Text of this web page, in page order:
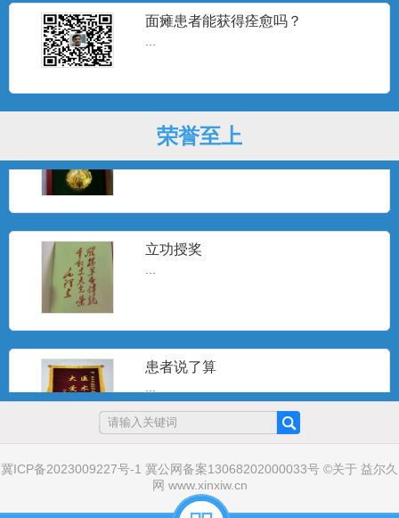
面瘫患者能获得痊愈吗？
荣誉至上
患者说了算
...
戎马一生
立功授奖
患者说了算
戎马一生
冀ICP备2023009227号-1 冀公网备案13068202000033号 ©关于 益尔久
网 www.xinxiw.cn